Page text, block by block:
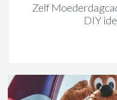
Zelf
DIY